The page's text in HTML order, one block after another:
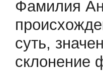
Фамилия
суть,
склонение